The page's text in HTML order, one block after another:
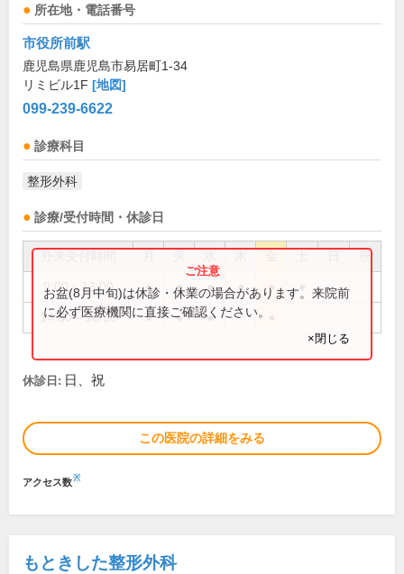
所在地・電話番号
市役所前駅
鹿児島県鹿児島市易居町1-34
リミビル1F [地図]
099-239-6622
診療科目
整形外科
診療/受付時間・休診日
祝
9:00～13:00 ● ● ● ● ●
14:00～18:00 ● ● ●
お盆(8月中旬)は休診・休業の場合があります。来院前
に必ず医療機関に直接ご確認ください。
×閉じる
休診日: 日、祝
この医院の詳細をみる
アクセス数※
もときした整形外科